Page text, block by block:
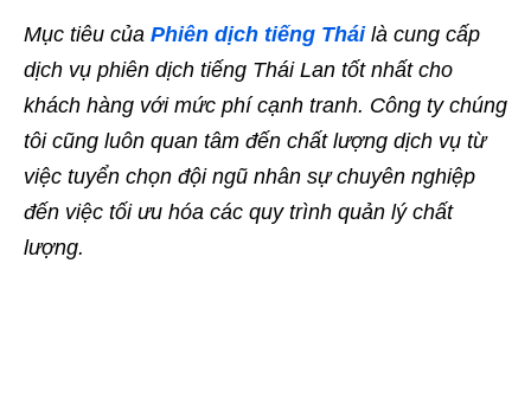
Mục tiêu của Phiên dịch tiếng Tháilà cung cấp
dịch vụ phiên dịch tiếng Thái Lan tốt nhất cho
khách hàng với mức phí cạnh tranh. Công ty chúng
tôi cũng luôn quan tâm đến chất lượng dịch vụ từ
việc tuyển chọn đội ngũ nhân sự chuyên nghiệp
đến việc tối ưu hóa các quy trình quản lý chất
lượng.